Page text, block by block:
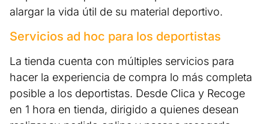
alargar la vida útil de su material deportivo.
Servicios ad hoc para los deportistas
La tienda cuenta con múltiples servicios para
hacer la experiencia de compra lo más completa
posible a los deportistas. Desde Clica y Recoge
en 1 hora en tienda, dirigido a quienes desean